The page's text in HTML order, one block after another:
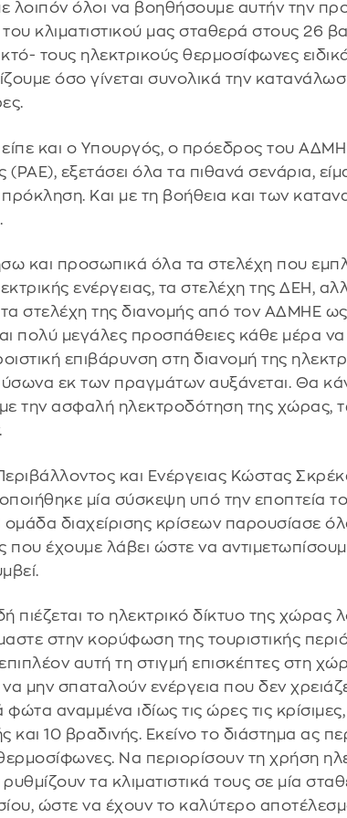
λοιπόν όλοι να βοηθήσουμε αυτήν την
κλιματιστικού μας σταθερά στους 26
τους ηλεκτρικούς θερμοσίφωνες
όσο γίνεται συνολικά την
και ο Υπουργός, ο πρόεδρος του
(ΡΑΕ), εξετάσει όλα τα πιθανά σενάρια,
πρόκληση. Και με τη βοήθεια και των
και προσωπικά όλα τα στελέχη που
ενέργειας, τα στελέχη της ΔΕΗ,
στελέχη της διανομής από τον ΑΔΜΗΕ
πολύ μεγάλες προσπάθειες κάθε μέρα
επιβάρυνση στη διανομή της
εκ των πραγμάτων αυξάνεται. Θα
την ασφαλή ηλεκτροδότηση της χώρας,
και Ενέργειας Κώστας
μία σύσκεψη υπό την εποπτεία
διαχείρισης κρίσεων παρουσίασε
που έχουμε λάβει ώστε να
πιέζεται το ηλεκτρικό δίκτυο της
στην κορύφωση της τουριστικής
αυτή τη στιγμή επισκέπτες στη
μην σπαταλούν ενέργεια που δεν
φώτα αναμμένα ιδίως τις ώρες τις
και 10 βραδινής. Εκείνο το διάστημα ας
Να περιορίσουν τη χρήση
ρυθμίζουν τα κλιματιστικά τους σε μία
ώστε να έχουν το καλύτερο